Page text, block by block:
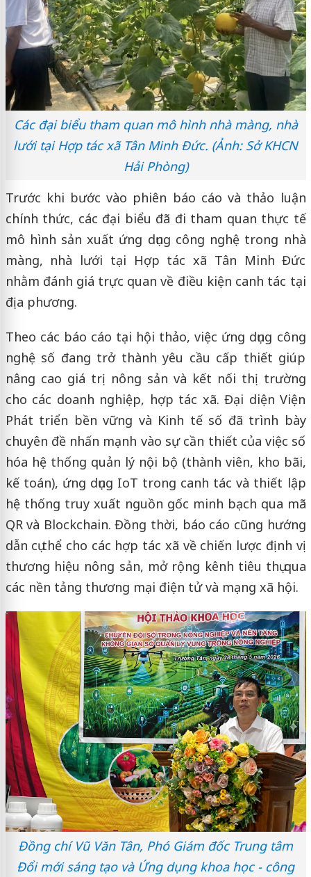
Các đại biểu tham quan mô hình nhà màng, nhà
lưới tại Hợp tác xã Tân Minh Đức. (Ảnh: Sở KHCN
Hải Phòng)
Trước khi bước vào phiên báo cáo và thảo luận
chính thức, các đại biểu đã đi tham quan thực tế
mô hình sản xuất ứng dụng công nghệ trong nhà
màng, nhà lưới tại Hợp tác xã Tân Minh Đức
nhằm đánh giá trực quan về điều kiện canh tác tại
địa phương.
Theo các báo cáo tại hội thảo, việc ứng dụng công
nghệ số đang trở thành yêu cầu cấp thiết giúp
nâng cao giá trị nông sản và kết nối thị trường
cho các doanh nghiệp, hợp tác xã. Đại diện Viện
Phát triển bền vững và Kinh tế số đã trình bày
chuyên đề nhấn mạnh vào sự cần thiết của việc số
hóa hệ thống quản lý nội bộ (thành viên, kho bãi,
kế toán), ứng dụng IoT trong canh tác và thiết lập
hệ thống truy xuất nguồn gốc minh bạch qua mã
QR và Blockchain. Đồng thời, báo cáo cũng hướng
dẫn cụ thể cho các hợp tác xã về chiến lược định vị
thương hiệu nông sản, mở rộng kênh tiêu thụ qua
các nền tảng thương mại điện tử và mạng xã hội.
Đồng chí Vũ Văn Tân, Phó Giám đốc Trung tâm
Đổi mới sáng tạo và Ứng dụng khoa học - công